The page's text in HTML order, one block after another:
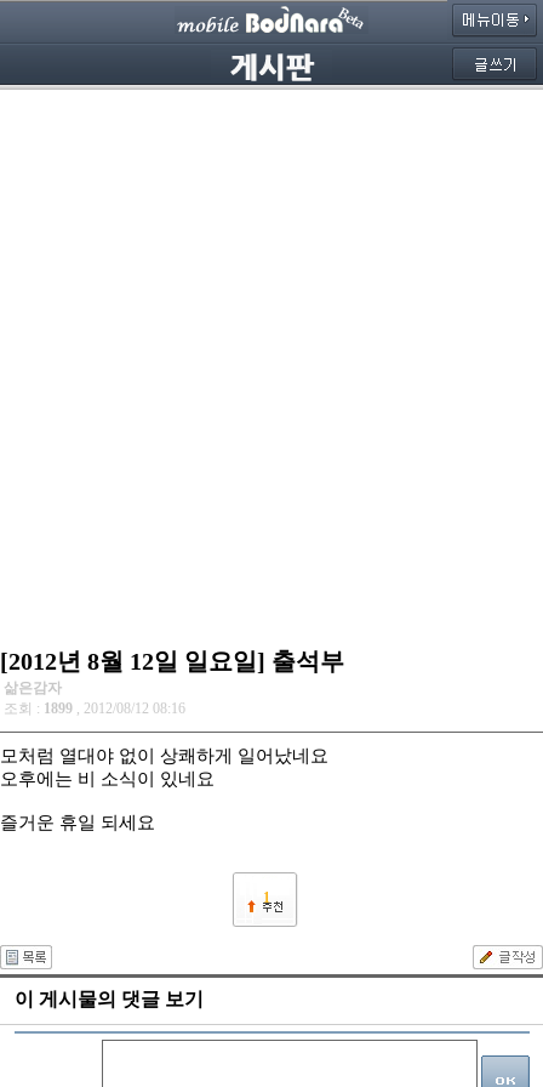
[2012년 8월 12일 일요일] 출석부
삶은감자
조회 : 1899 , 2012/08/12 08:16
모처럼 열대야 없이 상쾌하게 일어났네요
오후에는 비 소식이 있네요
즐거운 휴일 되세요
1
이 게시물의 댓글 보기